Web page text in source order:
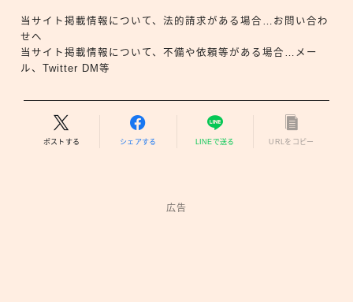
当サイト掲載情報について、法的請求がある場合…お問い合わ
せへ
当サイト掲載情報について、不備や依頼等がある場合…メー
ル、Twitter DM等
ポストする シェアする LINEで送る URLをコピー
広告